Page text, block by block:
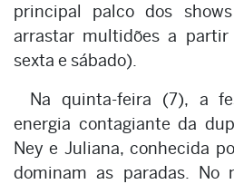
principal palco dos
arrastar multidões a
sexta e sábado).
Na quinta-feira (7), a
energia contagiante da
Ney e Juliana, conhecida
dominam as paradas. No